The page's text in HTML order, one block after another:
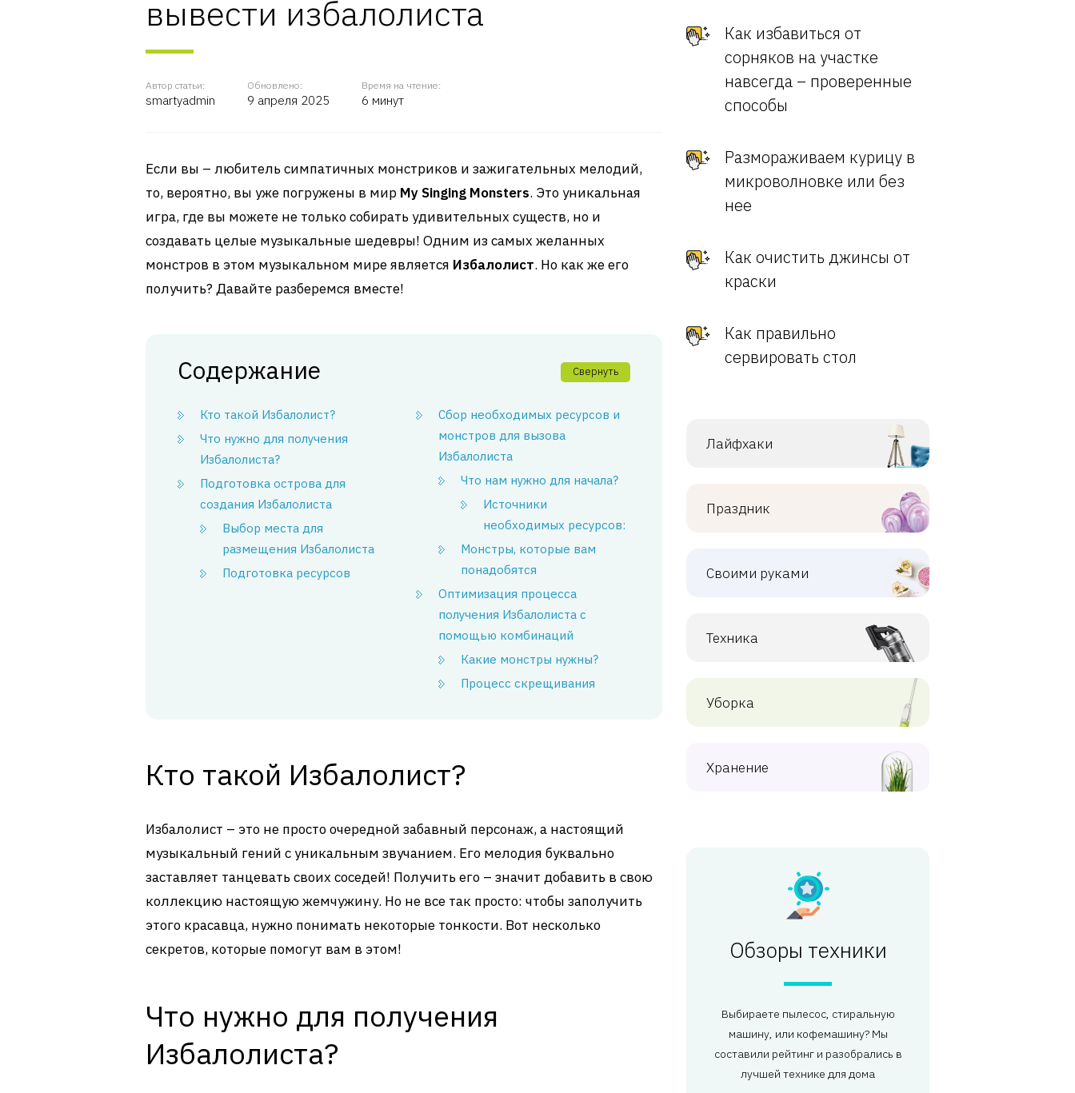
вывести избалолиста
Автор статьи:
smartyadmin
Обновлено:
9 апреля 2025
Время на чтение:
6 минут
Если вы – любитель симпатичных монстриков и зажигательных мелодий,
то, вероятно, вы уже погружены в мир My Singing Monsters. Это уникальная
игра, где вы можете не только собирать удивительных существ, но и
создавать целые музыкальные шедевры! Одним из самых желанных
монстров в этом музыкальном мире является Избалолист. Но как же его
получить? Давайте разберемся вместе!
Содержание Свернуть
Кто такой Избалолист?
Что нужно для получения
Избалолиста?
Подготовка острова для
создания Избалолиста
Выбор места для
размещения Избалолиста
Подготовка ресурсов
Сбор необходимых ресурсов и
монстров для вызова
Избалолиста
Что нам нужно для начала?
Источники
необходимых ресурсов:
Монстры, которые вам
понадобятся
Оптимизация процесса
получения Избалолиста с
помощью комбинаций
Какие монстры нужны?
Процесс скрещивания
Кто такой Избалолист?
Избалолист – это не просто очередной забавный персонаж, а настоящий
музыкальный гений с уникальным звучанием. Его мелодия буквально
заставляет танцевать своих соседей! Получить его – значит добавить в свою
коллекцию настоящую жемчужину. Но не все так просто: чтобы заполучить
этого красавца, нужно понимать некоторые тонкости. Вот несколько
секретов, которые помогут вам в этом!
Что нужно для получения
Избалолиста?
Как избавиться от
сорняков на участке
навсегда – проверенные
способы
Размораживаем курицу в
микроволновке или без
нее
Как очистить джинсы от
краски
Как правильно
сервировать стол
Лайфхаки
Праздник
Своими руками
Техника
Уборка
Хранение
Обзоры техники
Выбираете пылесос, стиральную
машину, или кофемашину? Мы
составили рейтинг и разобрались в
лучшей технике для дома